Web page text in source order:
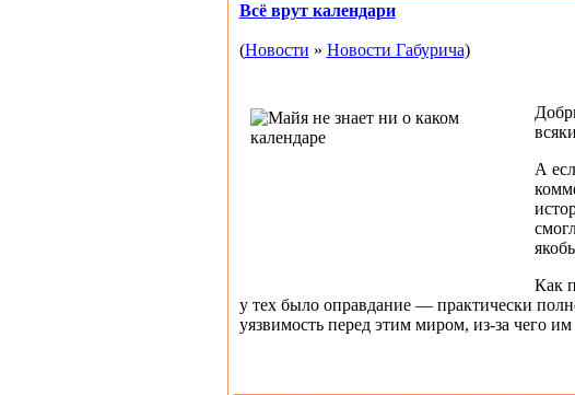
Всё врут календари
(Новости » Новости Габурича)
А
Как
у тех было оправдание — практически
уязвимость перед этим миром, из-за чего